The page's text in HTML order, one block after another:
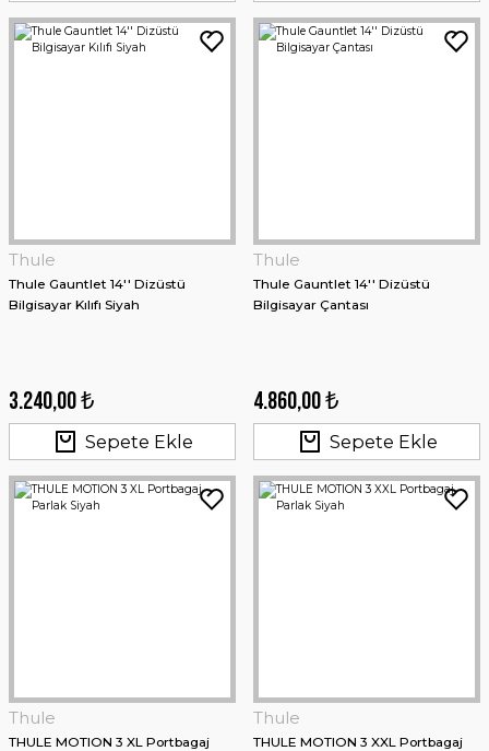
3.218,60 ₺
Sepete Ekle
Stanley The AeroLight™ Transit Mug 0.59 Lt - Siyah
Thule
Thule Gauntlet 14'' Dizüstü
Bilgisayar Kılıfı Siyah
3.240,00 ₺
Sepete Ekle
Thule
Thule Gauntlet 14'' Dizüstü
Bilgisayar Çantası
4.860,00 ₺
Sepete Ekle
Thule
THULE MOTION 3 XL Portbagaj
Thule
THULE MOTION 3 XXL Portbagaj